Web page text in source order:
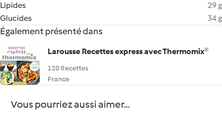
Lipides
29 g
Glucides
34 g
Également présenté dans
Larousse Recettes express avec Thermomix®
120 Recettes
France
Vous pourriez aussi aimer...